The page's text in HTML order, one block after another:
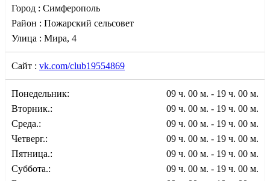
Город : Симферополь
Район : Пожарский сельсовет
Улица : Мира, 4
Сайт : vk.com/club19554869
Понедельник:
09 ч. 00 м. - 19 ч. 00 м.
Вторник.:
09 ч. 00 м. - 19 ч. 00 м.
Среда.:
09 ч. 00 м. - 19 ч. 00 м.
Четверг.:
09 ч. 00 м. - 19 ч. 00 м.
Пятница.:
09 ч. 00 м. - 19 ч. 00 м.
Суббота.:
09 ч. 00 м. - 19 ч. 00 м.